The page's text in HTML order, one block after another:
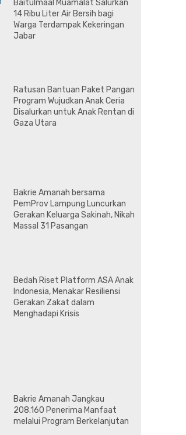
Baitulmaal Muamalat Salurkan
14 Ribu Liter Air Bersih bagi
Warga Terdampak Kekeringan
Jabar
Ratusan Bantuan Paket Pangan
Program Wujudkan Anak Ceria
Disalurkan untuk Anak Rentan di
Gaza Utara
Bakrie Amanah bersama
PemProv Lampung Luncurkan
Gerakan Keluarga Sakinah, Nikah
Massal 31 Pasangan
Bedah Riset Platform ASA Anak
Indonesia, Menakar Resiliensi
Gerakan Zakat dalam
Menghadapi Krisis
Bakrie Amanah Jangkau
208.160 Penerima Manfaat
melalui Program Berkelanjutan